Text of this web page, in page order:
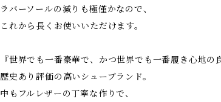
ラバーソールの減りも極僅かなので、
これから長くお使いいただけます。
『世界でも一番豪華で、かつ世界でも一番履き心地の
歴史あり評価の高いシューブランド。
中もフルレザーの丁寧な作りで、